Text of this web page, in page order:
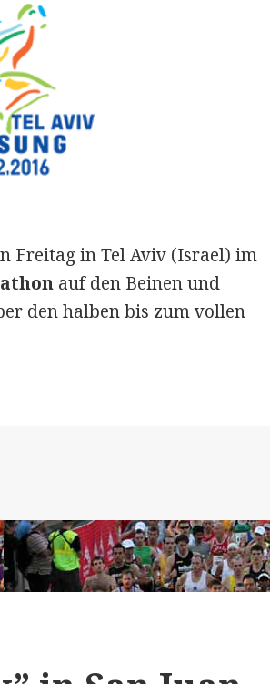
Freitag in Tel Aviv (Israel) im
auf den Beinen und
den halben bis zum vollen
am 26. Februar 2016: Auch